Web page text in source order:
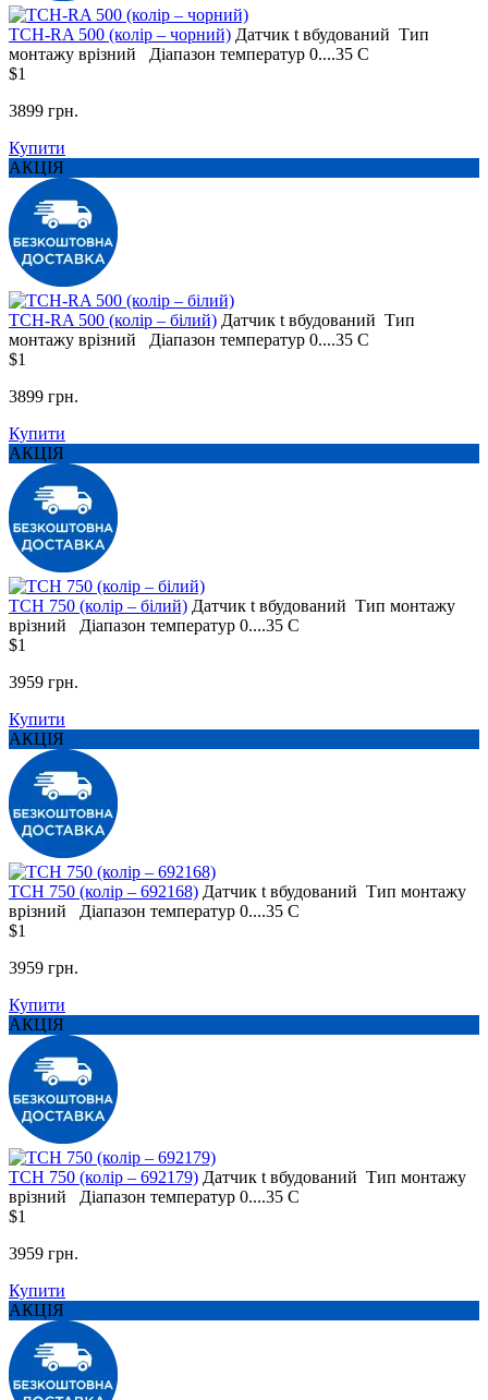
TCH-RA 500 (колір – чорний) Датчик t вбудований Тип
монтажу врізний Діапазон температур 0....35 С
$1
3899 грн.
Купити
АКЦІЯ
TCH-RA 500 (колір – білий) Датчик t вбудований Тип
монтажу врізний Діапазон температур 0....35 С
$1
3899 грн.
Купити
АКЦІЯ
TCH 750 (колір – білий) Датчик t вбудований Тип монтажу
врізний
Діапазон температур 0....35 С
$1
3959 грн.
Купити
АКЦІЯ
TCH 750 (колір – 692168) Датчик t вбудований Тип монтажу
врізний
Діапазон температур 0....35 С
$1
3959 грн.
Купити
АКЦІЯ
TCH 750 (колір – 692179) Датчик t вбудований Тип монтажу
врізний
Діапазон температур 0....35 С
$1
3959 грн.
Купити
АКЦІЯ